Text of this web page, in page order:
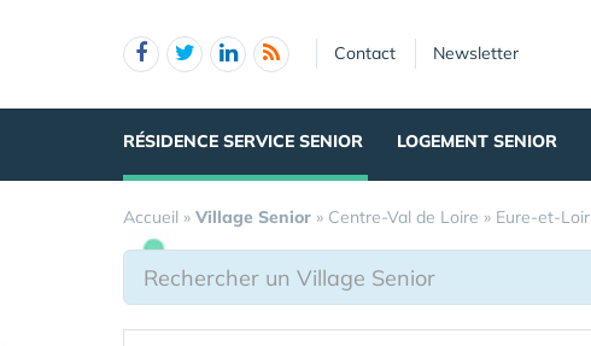
Contact Newsletter
RÉSIDENCE SERVICE SENIOR LOGEMENT SENIOR
Accueil » Village Senior » Centre-Val de Loire » Eure-et-Loir